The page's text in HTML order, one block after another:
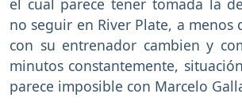
no seguir en River Plate, a menos
con su entrenador cambien y
minutos constantemente,
parece imposible con Marcelo